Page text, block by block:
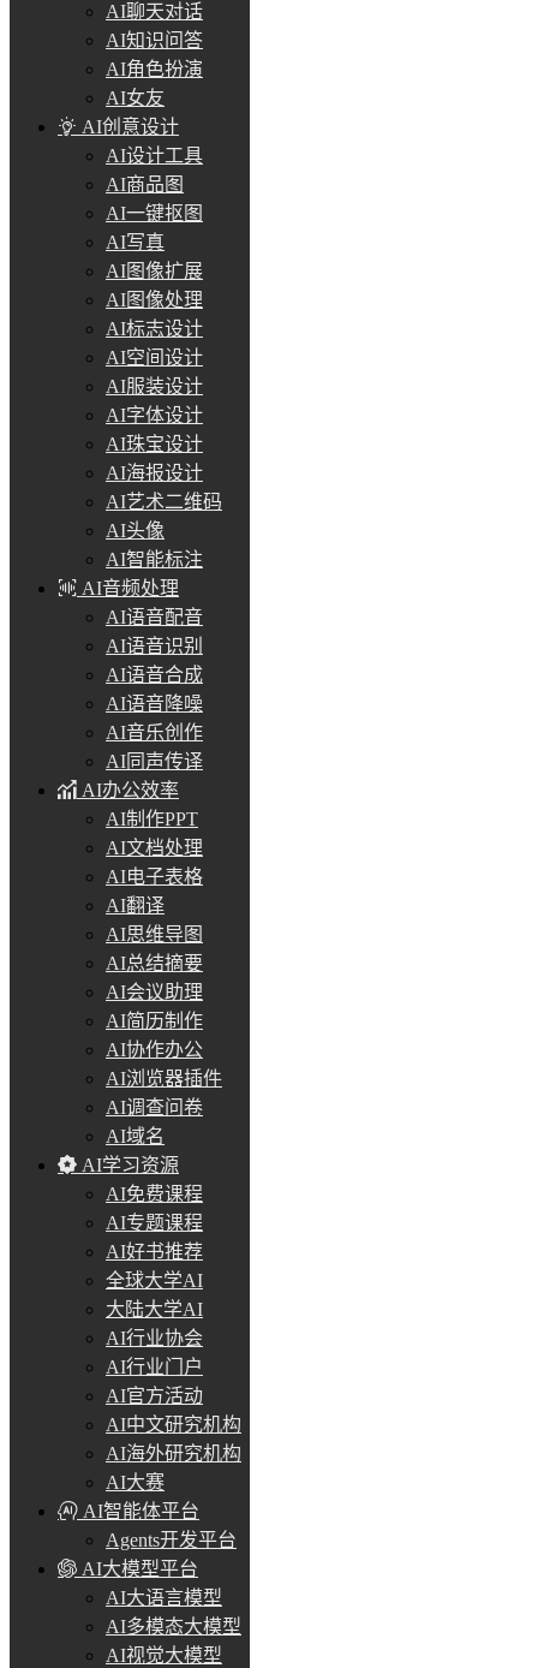
AI聊天对话
AI知识问答
AI角色扮演
AI女友
AI创意设计
AI设计工具
AI商品图
AI一键抠图
AI写真
AI图像扩展
AI图像处理
AI标志设计
AI空间设计
AI服装设计
AI字体设计
AI珠宝设计
AI海报设计
AI艺术二维码
AI头像
AI智能标注
AI音频处理
AI语音配音
AI语音识别
AI语音合成
AI语音降噪
AI音乐创作
AI同声传译
AI办公效率
AI制作PPT
AI文档处理
AI电子表格
AI翻译
AI思维导图
AI总结摘要
AI会议助理
AI简历制作
AI协作办公
AI浏览器插件
AI调查问卷
AI域名
AI学习资源
AI免费课程
AI专题课程
AI好书推荐
全球大学AI
大陆大学AI
AI行业协会
AI行业门户
AI官方活动
AI中文研究机构
AI海外研究机构
AI大赛
AI智能体平台
Agents开发平台
AI大模型平台
AI大语言模型
AI多模态大模型
AI视觉大模型